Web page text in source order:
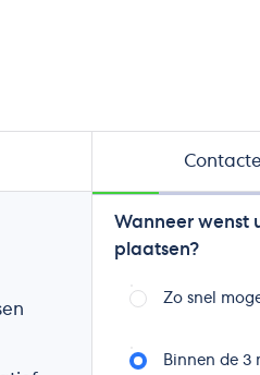
Wanneer wenst
plaatsen?
Zo snel
Binnen de 3